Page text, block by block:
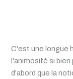
C'est une longue
l'animosité si
d'abord que la